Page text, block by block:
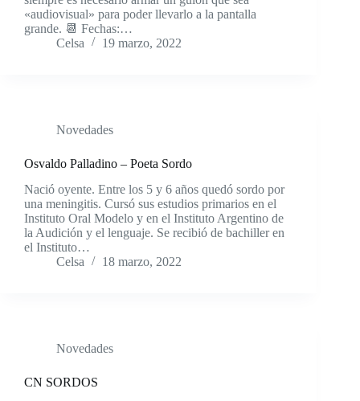
«audiovisual» para poder llevarlo a la pantalla
grande. 📆 Fechas:…
Celsa
19 marzo, 2022
Novedades
Osvaldo Palladino – Poeta Sordo
Nació oyente. Entre los 5 y 6 años quedó sordo por
una meningitis. Cursó sus estudios primarios en el
Instituto Oral Modelo y en el Instituto Argentino de
la Audición y el lenguaje. Se recibió de bachiller en
el Instituto…
Celsa
18 marzo, 2022
Novedades
CN SORDOS